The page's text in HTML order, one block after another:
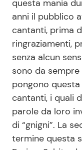
Redazione
Contattaci
Pubblicità
Privacy Policy
questa mania
anni il pubblico
cantanti, prima
ringraziamenti,
senza alcun
sono da sempre
pongono
cantanti, i quali
parole da loro
di “gnigni”. La
termine questa